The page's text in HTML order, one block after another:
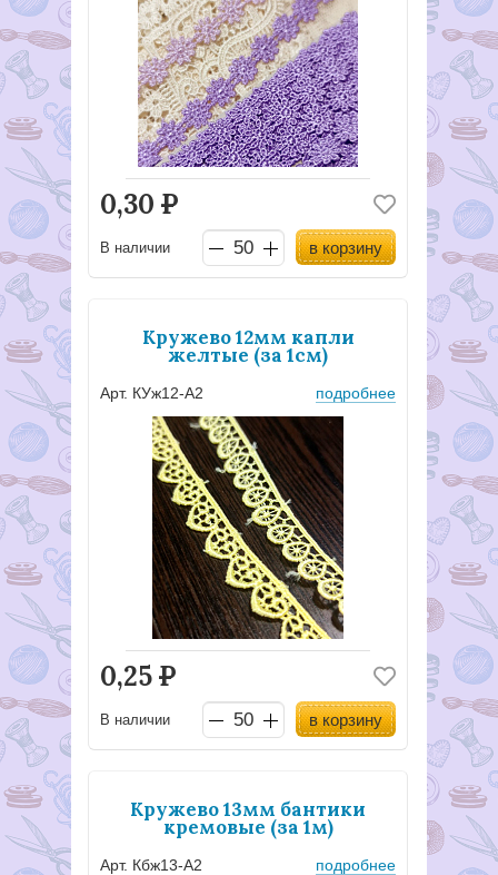
0,30 Р
В наличии в корзину
Кружево 12мм капли
желтые (за 1см)
Арт. КУж12-А2 подробнее
0,25Р
В наличии в корзину
Кружево 13мм бантики
кремовые (за 1м)
Арт. Кбж13-А2 подробнее